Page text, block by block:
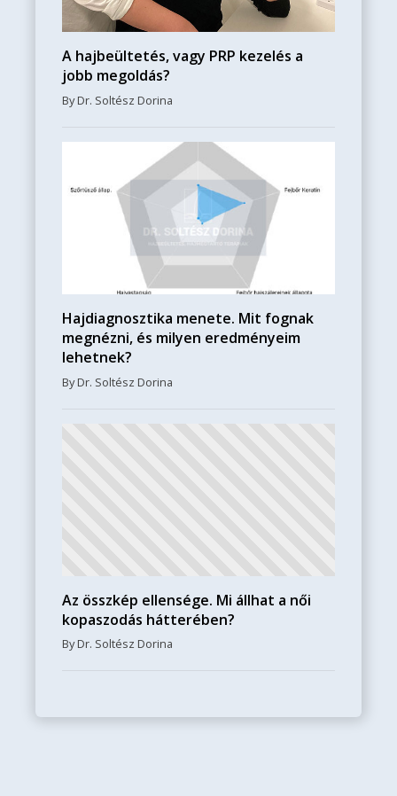
A hajbeültetés, vagy PRP kezelés a
jobb megoldás?
By Dr. Soltész Dorina
Hajdiagnosztika menete. Mit fognak
megnézni, és milyen eredményeim
lehetnek?
By Dr. Soltész Dorina
Az összkép ellensége. Mi állhat a női
kopaszodás hátterében?
By Dr. Soltész Dorina